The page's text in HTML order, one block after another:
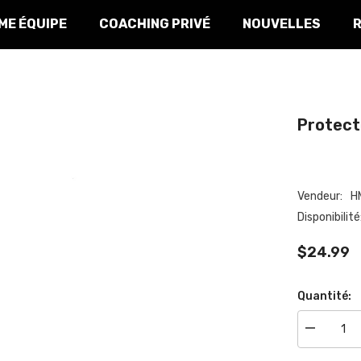
ÉQUIPE COACHING PRIVÉ NOUVELLES
Vendeur:
Disponibilité:
$24.99
Quantité:
la